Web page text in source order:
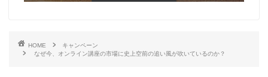
HOME
キャンペーン
なぜ今、オンライン講座の市場に史上空前の追い風が吹いているのか？